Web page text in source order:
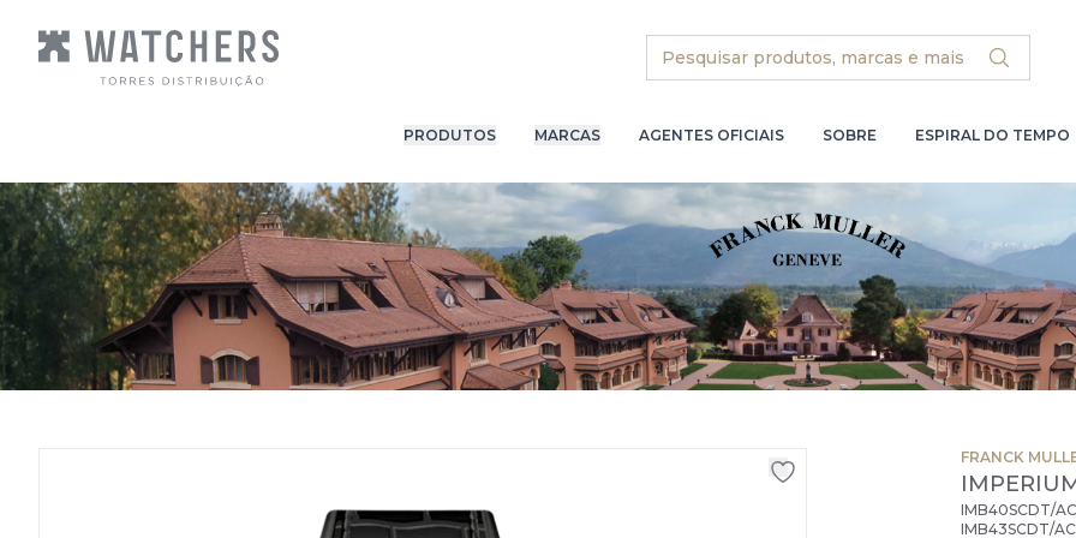
Search
PRODUTOS MARCAS AGENTES OFICIAIS SOBRE ESPIRAL DO TEMPO
FRANCK
IMB40SCDT/
IMB43SCDT/